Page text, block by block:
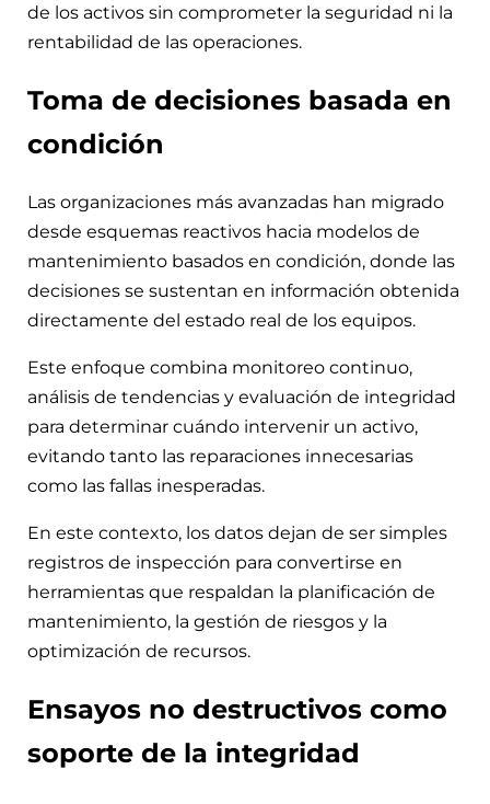
de los activos sin comprometer la seguridad ni la
rentabilidad de las operaciones.
Toma de decisiones basada en
condición
Las organizaciones más avanzadas han migrado
desde esquemas reactivos hacia modelos de
mantenimiento basados en condición, donde las
decisiones se sustentan en información obtenida
directamente del estado real de los equipos.
Este enfoque combina monitoreo continuo,
análisis de tendencias y evaluación de integridad
para determinar cuándo intervenir un activo,
evitando tanto las reparaciones innecesarias
como las fallas inesperadas.
En este contexto, los datos dejan de ser simples
registros de inspección para convertirse en
herramientas que respaldan la planificación de
mantenimiento, la gestión de riesgos y la
optimización de recursos.
Ensayos no destructivos como
soporte de la integridad